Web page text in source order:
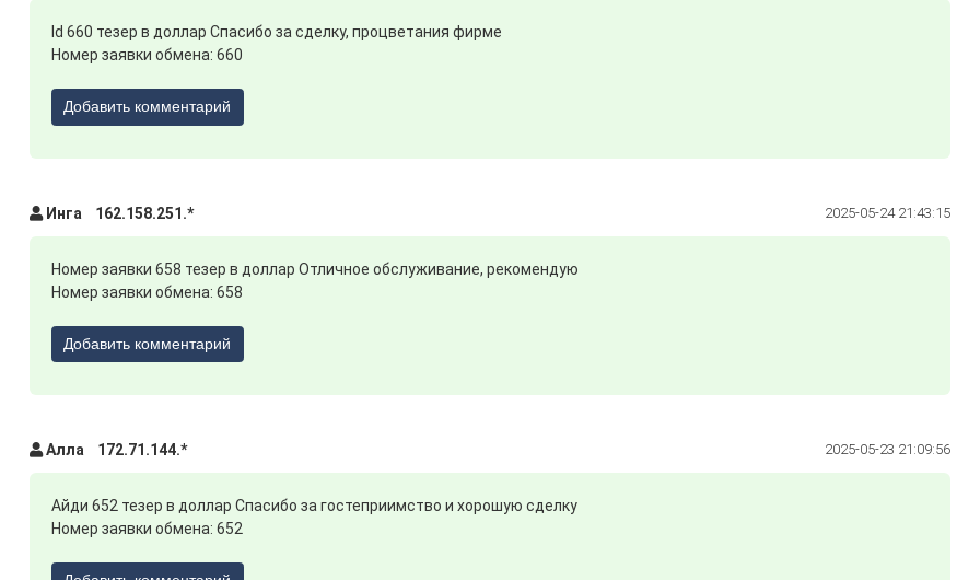
Id 660 тезер в доллар Спасибо за сделку, процветания фирме
Номер заявки обмена: 660
Добавить комментарий
Инга 162.158.251.* 2025-05-24 21:43:15
Номер заявки 658 тезер в доллар Отличное обслуживание, рекомендую
Номер заявки обмена: 658
Добавить комментарий
Алла 172.71.144.* 2025-05-23 21:09:56
Айди 652 тезер в доллар Спасибо за гостеприимство и хорошую сделку
Номер заявки обмена: 652